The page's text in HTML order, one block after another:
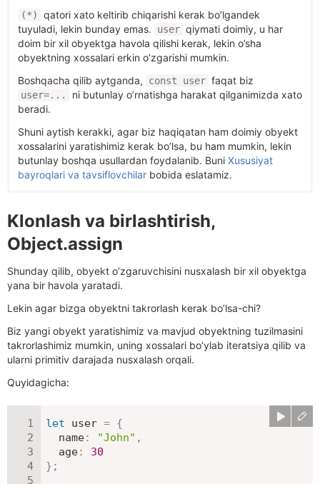
(*)
qatori xato keltirib chiqarishi kerak bo’lgandek
tuyuladi, lekin bunday emas.
user qiymati doimiy, u har
doim bir xil obyektga havola qilishi kerak, lekin o’sha
obyektning xossalari erkin o’zgarishi mumkin.
Boshqacha qilib aytganda,
const user faqat biz
user=...
ni butunlay o’rnatishga harakat qilganimizda xato
beradi.
Shuni aytish kerakki, agar biz haqiqatan ham doimiy obyekt
xossalarini yaratishimiz kerak bo’lsa, bu ham mumkin, lekin
butunlay boshqa usullardan foydalanib. Buni Xususiyat
bayroqlari va tavsiflovchilar bobida eslatamiz.
Klonlash va birlashtirish,
Object.assign
Shunday qilib, obyekt o’zgaruvchisini nusxalash bir xil obyektga
yana bir havola yaratadi.
Lekin agar bizga obyektni takrorlash kerak bo’lsa-chi?
Biz yangi obyekt yaratishimiz va mavjud obyektning tuzilmasini
takrorlashimiz mumkin, uning xossalari bo’ylab iteratsiya qilib va
ularni primitiv darajada nusxalash orqali.
Quyidagicha:
let user = {
name: "John" ,
age:
30
} ;